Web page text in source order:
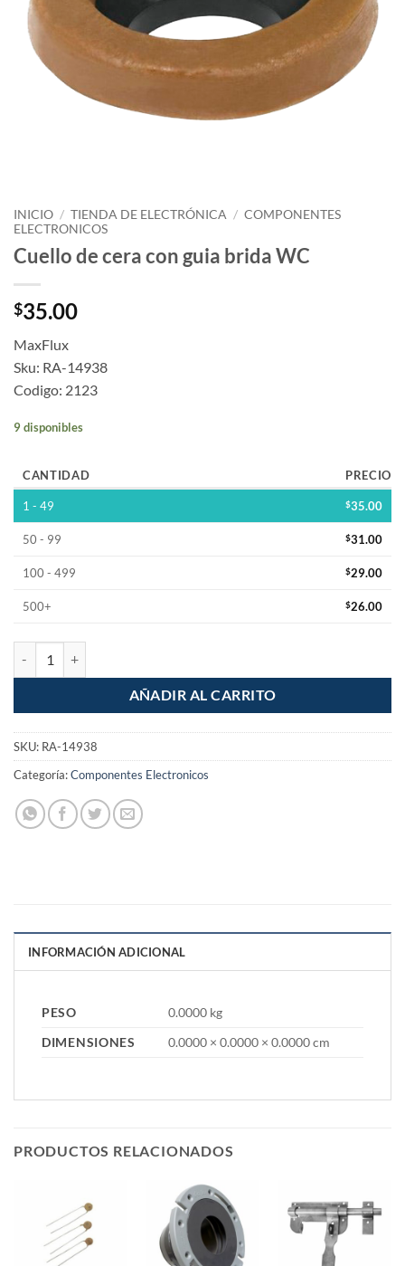
INICIO / TIENDA DE ELECTRÓNICA / COMPONENTES
ELECTRONICOS
Cuello de cera con guia brida WC
$35.00
MaxFlux
Sku: RA-14938
Codigo: 2123
9 disponibles
CANTIDAD PRECIO
1 - 49 $35.00
50 - 99 $31.00
100 - 499 $29.00
500+ $26.00
AÑADIR AL CARRITO
SKU: RA-14938
Categoría:Componentes Electronicos
INFORMACIÓN ADICIONAL
PESO
0.0000 kg
DIMENSIONES
0.0000 × 0.0000 × 0.0000 cm
PRODUCTOS RELACIONADOS